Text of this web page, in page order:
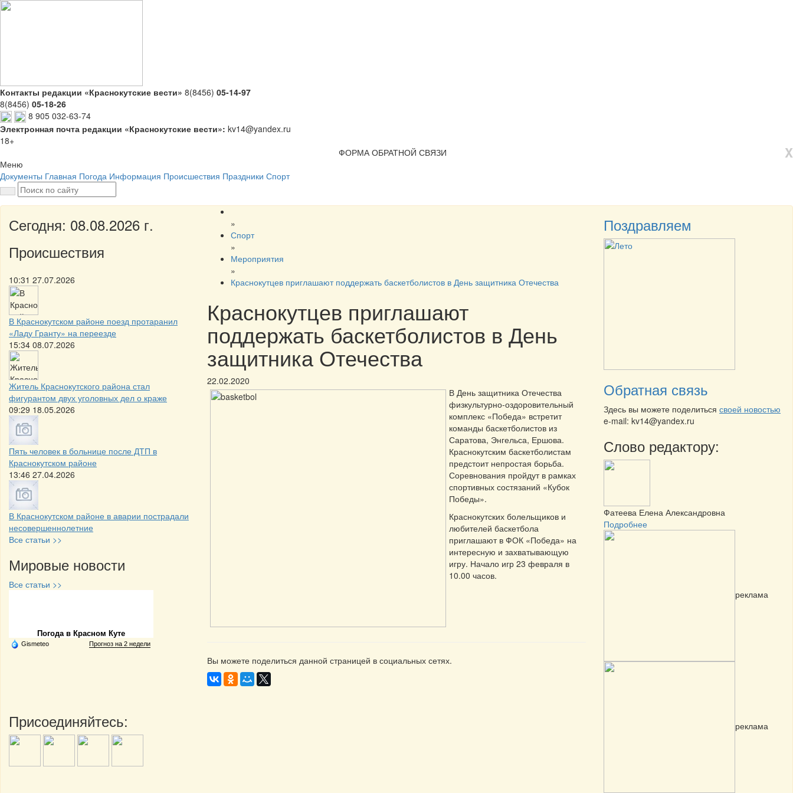
Контакты редакции «Краснокутские вести» 8(8456) 05-14-97
8(8456) 05-18-26
8 905 032-63-74
Электронная почта редакции «Краснокутские вести»: kv14@yandex.ru
18+
X
ФОРМА ОБРАТНОЙ СВЯЗИ
Меню
Документы Главная Погода Информация Происшествия Праздники Спорт
Сегодня: 08.08.2026 г.
Происшествия
10:31 27.07.2026
В Краснокутском районе поезд протаранил
«Ладу Гранту» на переезде
15:34 08.07.2026
Житель Краснокутского района стал
фигурантом двух уголовных дел о краже
09:29 18.05.2026
Пять человек в больнице после ДТП в
Краснокутском районе
13:46 27.04.2026
В Краснокутском районе в аварии пострадали
несовершеннолетние
Все статьи >>
Мировые новости
Все статьи >>
Погода в Красном Куте
Gismeteo Прогноз на 2 недели
Присоединяйтесь:
»
Спорт
»
Мероприятия
»
Краснокутцев приглашают поддержать баскетболистов в День защитника Отечества
Краснокутцев приглашают
поддержать баскетболистов в День
защитника Отечества
22.02.2020
В День защитника Отечества
физкультурно-оздоровительный
комплекс «Победа» встретит
команды баскетболистов из
Саратова, Энгельса, Ершова.
Краснокутским баскетболистам
предстоит непростая борьба.
Соревнования пройдут в рамках
спортивных состязаний «Кубок
Победы».
Краснокутских болельщиков и
любителей баскетбола
приглашают в ФОК «Победа» на
интересную и захватывающую
игру. Начало игр 23 февраля в
10.00 часов.
Вы можете поделиться данной страницей в социальных сетях.
Поздравляем
Обратная связь
Здесь вы можете поделиться своей новостью
e-mail: kv14@yandex.ru
Слово редактору:
Фатеева Елена Александровна
Подробнее
реклама
реклама